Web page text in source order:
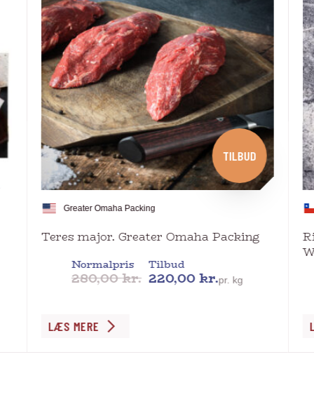
TILBUD
Greater Omaha Packing
Teres major. Greater Omaha Packing
Normalpris
280,00kr.
Tilbud
220,00kr.pr. kg
Dette
LÆS MERE